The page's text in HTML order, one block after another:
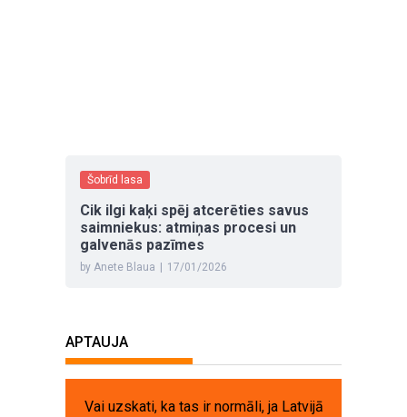
Šobrīd lasa
Cik ilgi kaķi spēj atcerēties savus
saimniekus: atmiņas procesi un
galvenās pazīmes
by Anete Blaua 17/01/2026
APTAUJA
Vai uzskati, ka tas ir normāli, ja Latvijā